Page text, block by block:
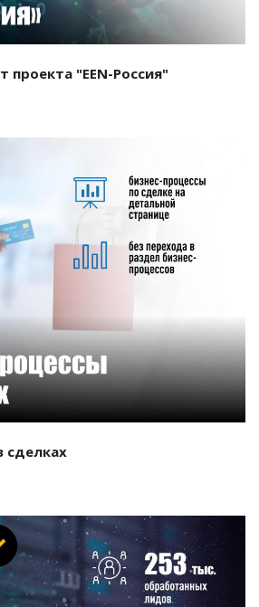
"EEN-Россия"
сделках